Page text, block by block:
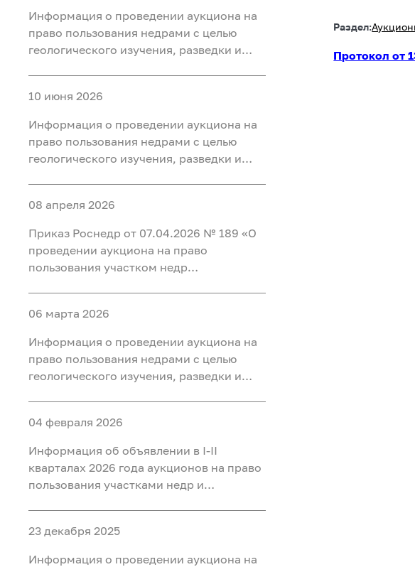
Тюменской области и Кондинском
районе ХМАО-Югра
Информация о проведении аукциона на
право пользования недрами с целью
геологического изучения, разведки и
Тобольском, Ярковском районах
Тюменской области
10 июня 2026
Информация о проведении аукциона на
право пользования недрами с целью
геологического изучения, разведки и
Тобольском, Ярковском районах
Тюменской области и Кондинском
районе ХМАО-Югра
08 апреля 2026
Приказ Роснедр от 07.04.2026 № 189 «О
проведении аукциона на право
пользования участком недр
на территории Красноярского края, для
разведки и добычи полезных
ископаемых, в том числе добычи
полезных ископаемых и полезных
компонентов из отходов
недропользования, в том числе из
вскрышных и вмещающих горных пород,
недропользования, в том числе
вскрышных и вмещающих горных пород»
06 марта 2026
Информация о проведении аукциона на
право пользования недрами с целью
геологического изучения, разведки и
расположенного на территории Ханты-
Мансийского района Ханты-
Мансийского автономного округа - Югры
04 февраля 2026
Информация об объявлении в I-II
кварталах 2026 года аукционов на право
пользования участками недр и
23 декабря 2025
Информация о проведении аукциона на
Раздел:
Протокол от